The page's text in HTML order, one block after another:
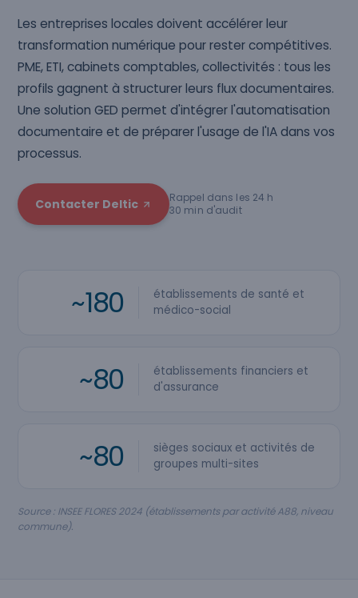
Les entreprises locales doivent accélérer leur
transformation numérique pour rester compétitives.
PME, ETI, cabinets comptables, collectivités : tous les
profils gagnent à structurer leurs flux documentaires.
Une solution GED permet d'intégrer l'automatisation
documentaire et de préparer l'usage de l'IA dans vos
processus.
Contacter Deltic
Rappel dans les 24 h
30 min d'audit
~180
établissements de santé et
médico-social
~80
établissements financiers et
d'assurance
~80
sièges sociaux et activités de
groupes multi-sites
Source : INSEE FLORES 2024 (établissements par activité A88, niveau
commune).